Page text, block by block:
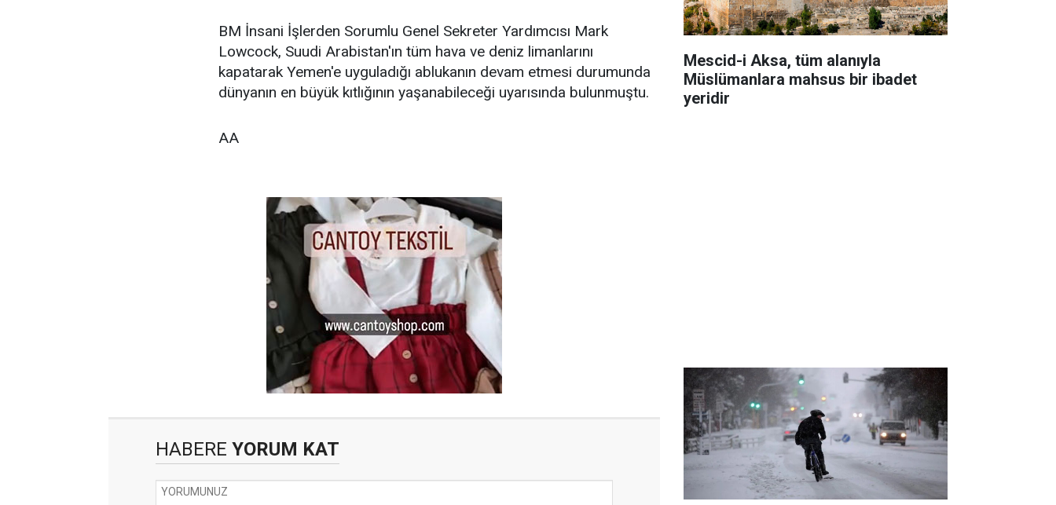
BM İnsani İşlerden Sorumlu Genel Sekreter Yardımcısı Mark
Lowcock, Suudi Arabistan'ın tüm hava ve deniz limanlarını
kapatarak Yemen'e uyguladığı ablukanın devam etmesi durumunda
dünyanın en büyük kıtlığının yaşanabileceği uyarısında bulunmuştu.
AA
HABERE YORUM KAT
Mescid-i Aksa, tüm alanıyla
Müslümanlara mahsus bir ibadet
yeridir